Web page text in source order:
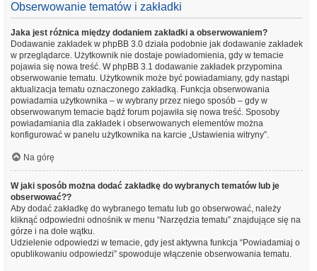
Obserwowanie tematów i zakładki
Jaka jest różnica między dodaniem zakładki a obserwowaniem?
Dodawanie zakładek w phpBB 3.0 działa podobnie jak dodawanie zakładek
w przeglądarce. Użytkownik nie dostaje powiadomienia, gdy w temacie
pojawia się nowa treść. W phpBB 3.1 dodawanie zakładek przypomina
obserwowanie tematu. Użytkownik może być powiadamiany, gdy nastąpi
aktualizacja tematu oznaczonego zakładką. Funkcja obserwowania
powiadamia użytkownika – w wybrany przez niego sposób – gdy w
obserwowanym temacie bądź forum pojawiła się nowa treść. Sposoby
powiadamiania dla zakładek i obserwowanych elementów można
konfigurować w panelu użytkownika na karcie „Ustawienia witryny”.
Na górę
W jaki sposób można dodać zakładkę do wybranych tematów lub je
obserwować??
Aby dodać zakładkę do wybranego tematu lub go obserwować, należy
kliknąć odpowiedni odnośnik w menu “Narzędzia tematu” znajdujące się na
górze i na dole wątku.
Udzielenie odpowiedzi w temacie, gdy jest aktywna funkcja “Powiadamiaj o
opublikowaniu odpowiedzi” spowoduje włączenie obserwowania tematu.